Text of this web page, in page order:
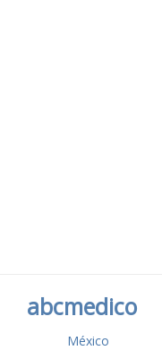
abcmedico
México